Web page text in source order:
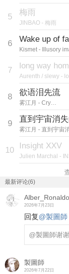
5 梅雨
JINBAO - 梅雨
6 Wake up of
Kismet - Illusory
7 long way
Aurenth / slewy -
8 欲语泪先流
雾江月 - Cry…
9 直到宇宙消
雾江月 - 直到宇宙
10 Insight XXV
Julien Marchal -
最新评论(6)
Alber_Ronaldo
2026年7月23日
回复@製圖師
@製圖師谢
製圖師
2026年7月22日